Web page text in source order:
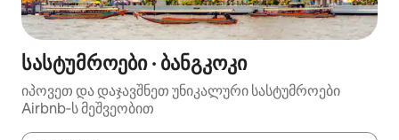
სასტუმროები · ბანგკოკი
იპოვეთ და დაჯავშნეთ უნიკალური სასტუმროები
Airbnb‑ს მეშვეობით